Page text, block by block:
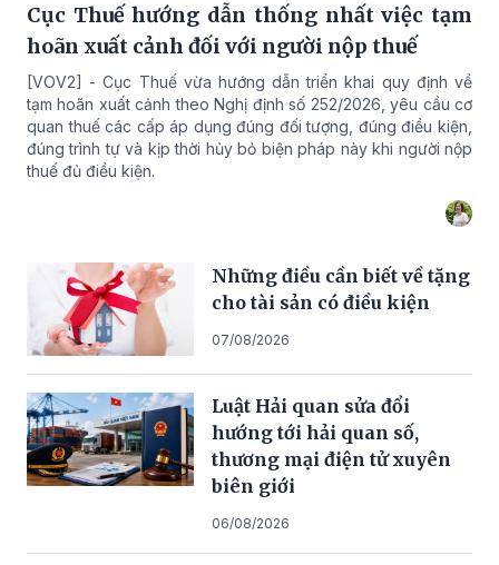
Cục Thuế hướng dẫn thống nhất việc tạm
hoãn xuất cảnh đối với người nộp thuế
[VOV2] - Cục Thuế vừa hướng dẫn triển khai quy định về
tạm hoãn xuất cảnh theo Nghị định số 252/2026, yêu cầu cơ
quan thuế các cấp áp dụng đúng đối tượng, đúng điều kiện,
đúng trình tự và kịp thời hủy bỏ biện pháp này khi người nộp
thuế đủ điều kiện.
Những điều cần biết về tặng
cho tài sản có điều kiện
07/08/2026
Luật Hải quan sửa đổi
hướng tới hải quan số,
thương mại điện tử xuyên
biên giới
06/08/2026